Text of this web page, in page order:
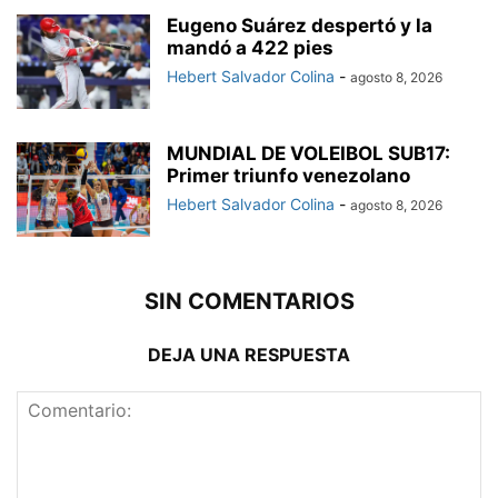
Eugeno Suárez despertó y la
mandó a 422 pies
Hebert Salvador Colina - agosto 8, 2026
MUNDIAL DE VOLEIBOL SUB17:
Primer triunfo venezolano
Hebert Salvador Colina - agosto 8, 2026
SIN COMENTARIOS
DEJA UNA RESPUESTA